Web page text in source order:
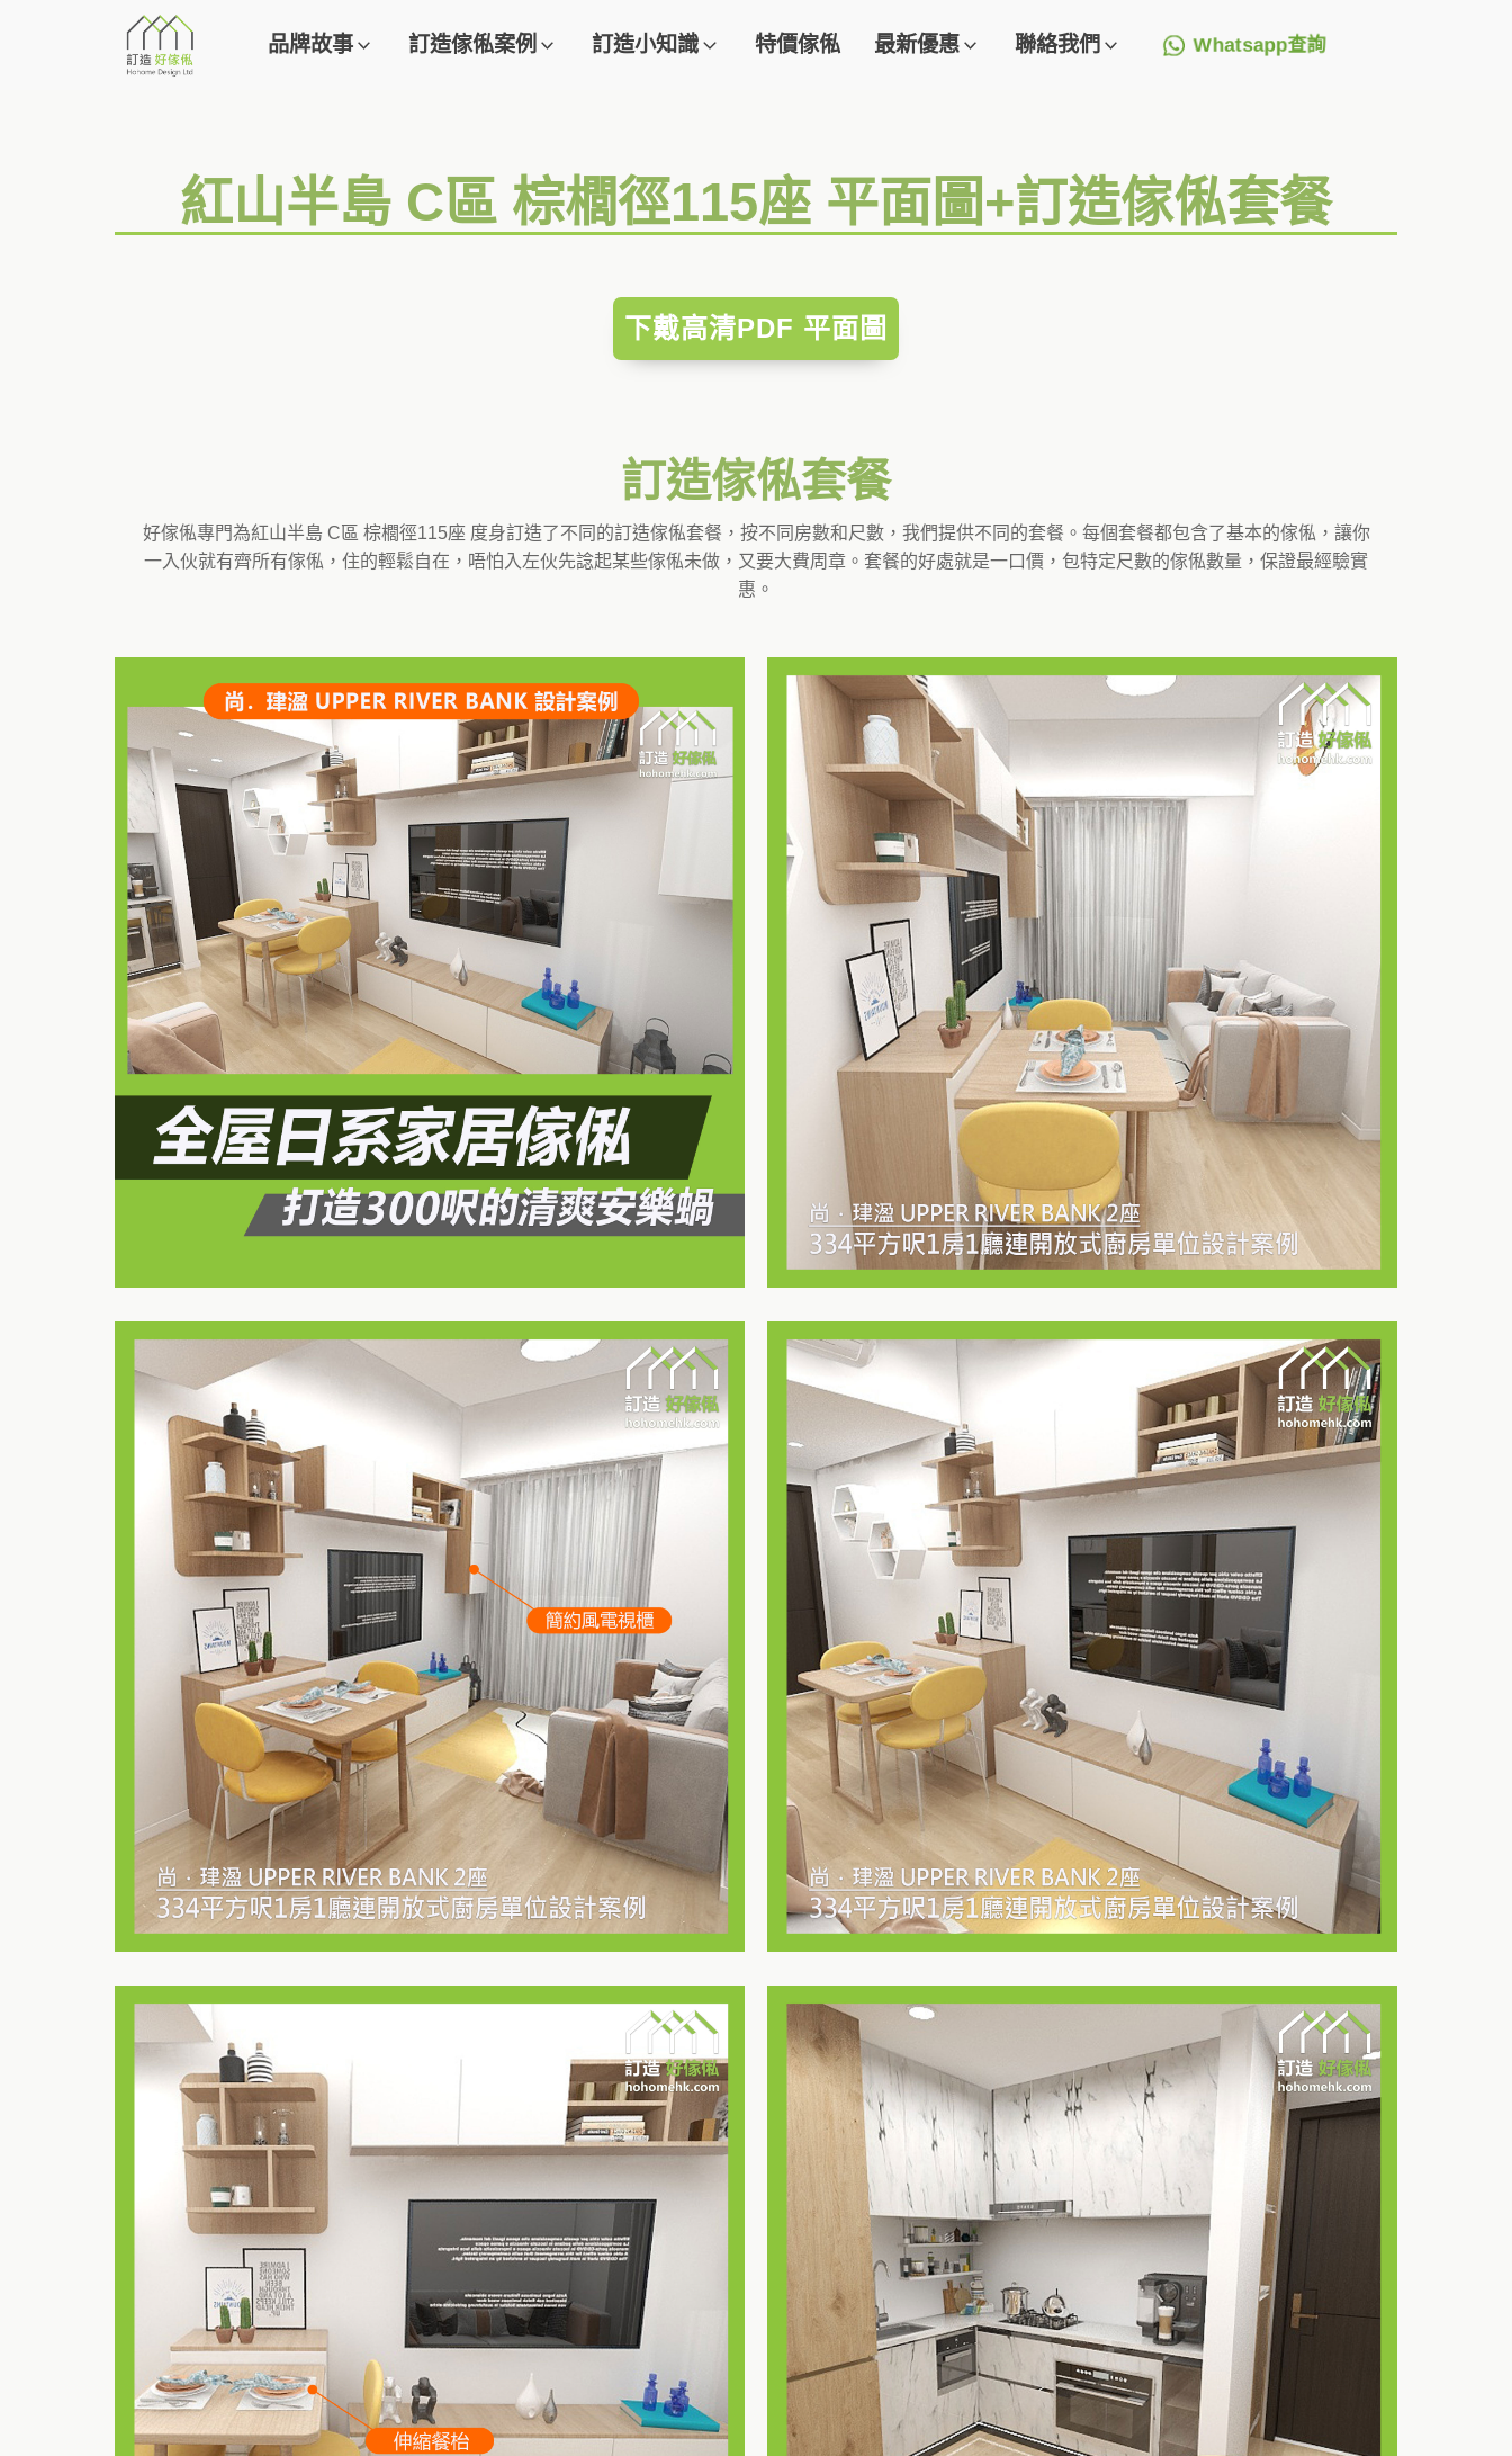
品牌故事 訂造傢俬案例 訂造小知識 特價傢俬 最新優惠 聯絡我們 Whatsapp查詢
紅山半島 C區 棕櫚徑115座 平面圖+訂造傢俬套餐
下戴高清PDF 平面圖
訂造傢俬套餐
好傢俬專門為紅山半島 C區 棕櫚徑115座 度身訂造了不同的訂造傢俬套餐，按不同房數和尺數，我們提供不同的套餐。每個套餐都包含了基本的傢俬，讓你
一入伙就有齊所有傢俬，住的輕鬆自在，唔怕入左伙先諗起某些傢俬未做，又要大費周章。套餐的好處就是一口價，包特定尺數的傢俬數量，保證最經驗實
惠。